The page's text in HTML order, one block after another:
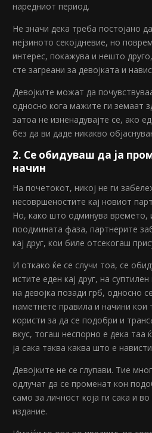
наредниот период.
Не значи дека треба постојано
нејзиното секојдневие, но
интерес, покажува и нешто
сте загреани за девојката и
Девојките можат да
односно кога мажите ги земаат
затоа не изненадувајте се, ако
без да ви даде никакво
2. Се обидуваш да ја
начин
На почетокот, никој не ги
несовршеностите кај новиот
Но, како што одминува времето,
поодмината фаза, партнерите
кај друг, кои биле отсекогаш
И откако ќе се случи тоа, се
истите еден кај друг, на
на девојка позади грб, односно
наметнете правила и начини кои
користи за да се подобри и
вкус, тогаш неспорно е дека таа
ја сака таква каква што е
Девојките не се глупави. Тие
одлучат да се променат кон
само за личност која ги сака и
издание.